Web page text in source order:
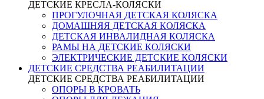
ДЕТСКИЕ КРЕСЛА-КОЛЯСКИ
ПРОГУЛОЧНАЯ ДЕТСКАЯ КОЛЯСКА
ДОМАШНЯЯ ДЕТСКАЯ КОЛЯСКА
ДЕТСКАЯ ИНВАЛИДНАЯ КОЛЯСКА
РАМЫ НА ДЕТСКИЕ КОЛЯСКИ
ЭЛЕКТРИЧЕСКИЕ ДЕТСКИЕ КОЛЯСКИ
ДЕТСКИЕ СРЕДСТВА РЕАБИЛИТАЦИИ
ДЕТСКИЕ СРЕДСТВА РЕАБИЛИТАЦИИ
ОПОРЫ В КРОВАТЬ